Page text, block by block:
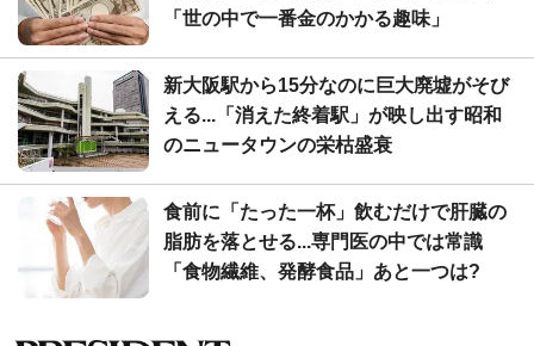
「世の中で一番金のかかる趣味」
新大阪駅から15分なのに巨大廃墟がそび
える...「消えた終着駅」が映し出す昭和
のニュータウンの栄枯盛衰
食前に「たった一杯」飲むだけで肝臓の
脂肪を落とせる...専門医の中では常識
「食物繊維、発酵食品」あと一つは?